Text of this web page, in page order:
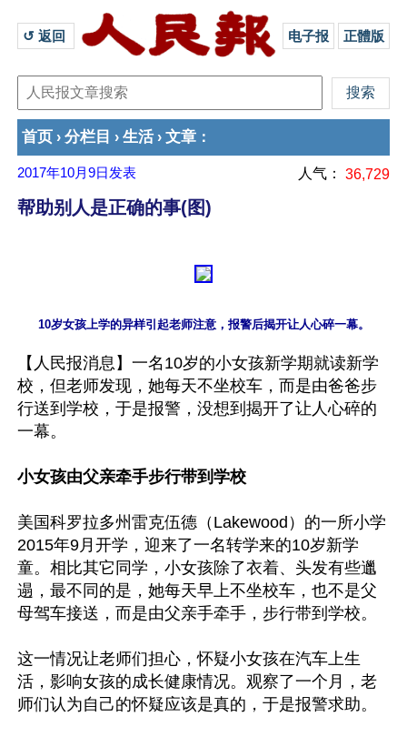
↺ 返回 电子报 正體版
首页 › 分栏目 › 生活 › 文章 ：
2017年10月9日 发表 人气： 36,729
帮助别人是正确的事(图)
【人民报消息】一名10岁的小女孩新学期就读新学
校，但老师发现，她每天不坐校车，而是由爸爸步
行送到学校，于是报警，没想到揭开了让人心碎的
一幕。
小女孩由父亲牵手步行带到学校
美国科罗拉多州雷克伍德（Lakewood）的一所小学
2015年9月开学，迎来了一名转学来的10岁新学
童。相比其它同学，小女孩除了衣着、头发有些邋
遢，最不同的是，她每天早上不坐校车，也不是父
母驾车接送，而是由父亲手牵手，步行带到学校。
这一情况让老师们担心，怀疑小女孩在汽车上生
活，影响女孩的成长健康情况。观察了一个月，老
师们认为自己的怀疑应该是真的，于是报警求助。